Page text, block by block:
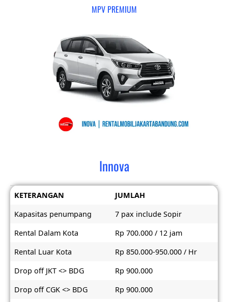
MPV PREMIUM
Innova
KETERANGAN
JUMLAH
Kapasitas penumpang
7 pax include Sopir
Rental Dalam Kota
Rp 700.000 / 12 jam
Rental Luar Kota
Rp 850.000-950.000 / Hr
Drop off JKT <> BDG
Rp 900.000
Drop off CGK <> BDG
Rp 900.000